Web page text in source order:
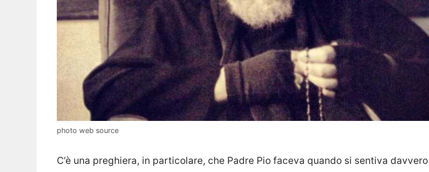
photo web source
C’è una preghiera, in particolare, che Padre Pio faceva quando si sentiva davvero